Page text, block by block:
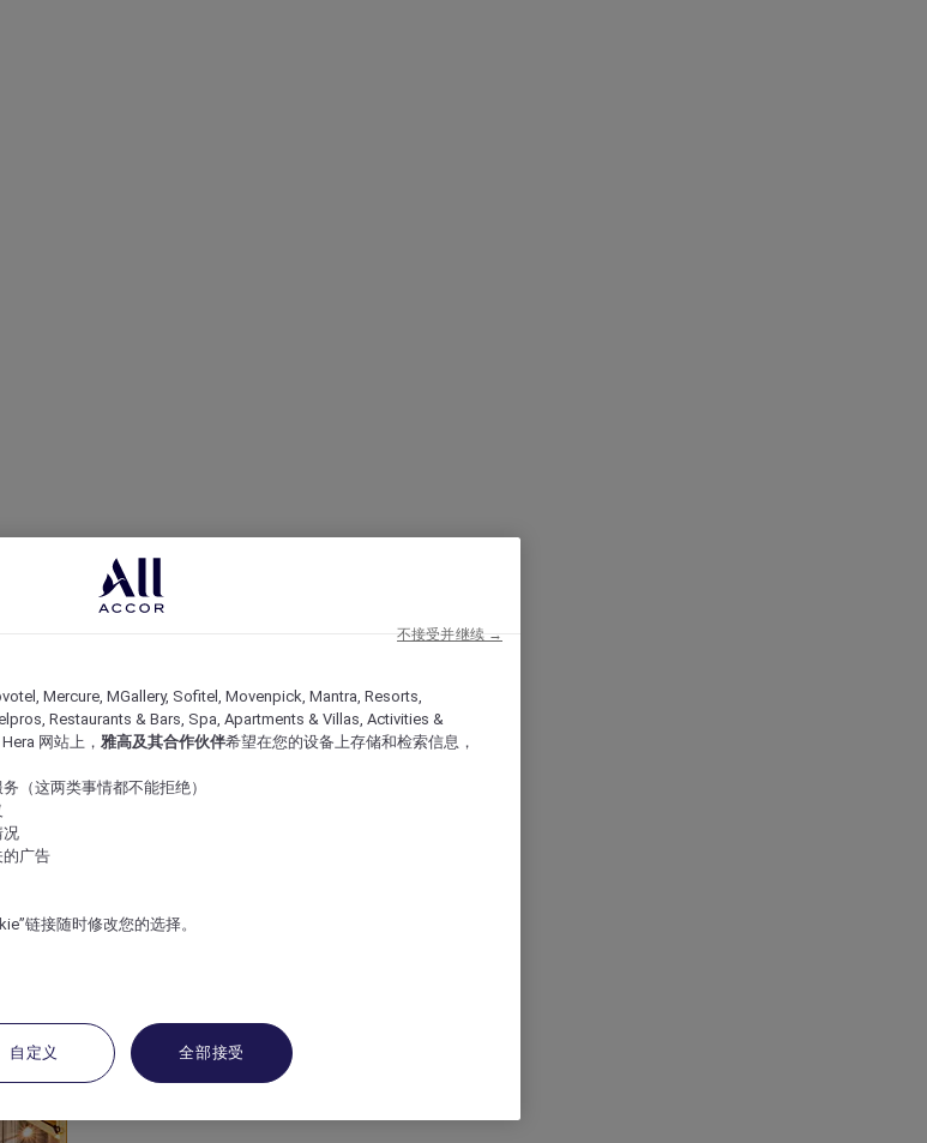
Mercure, MGallery, Sofitel, Movenpick, Mantra, Resorts,
Restaurants & Bars, Spa, Apartments & Villas, Activities &
网站上， 雅高及其合作伙伴希望在您的设备上存储和检索信息，
（这两类事情都不能拒绝）
况
的广告
链接随时修改您的选择。
自定义 全部接受
不接受并继续 →